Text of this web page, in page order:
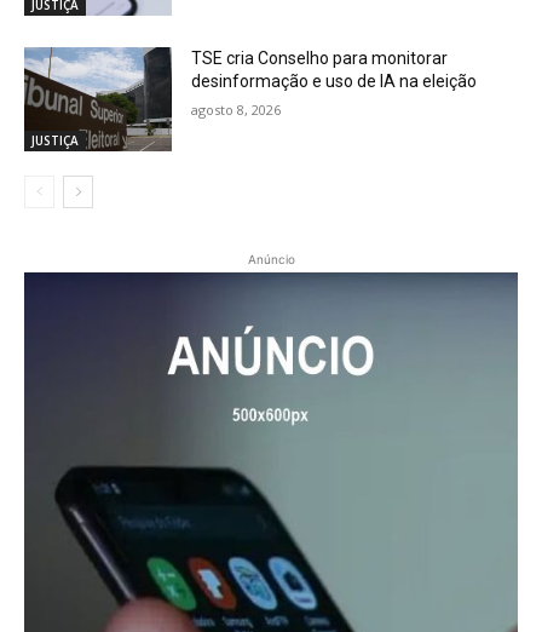
JUSTIÇA
JUSTIÇA
TSE cria Conselho para monitorar
desinformação e uso de IA na eleição
agosto 8, 2026
Anúncio